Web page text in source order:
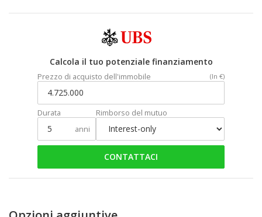
Calcola il tuo potenziale finanziamento
Prezzo di acquisto dell'immobile (In €)
Durata
anni
Rimborso del mutuo
CONTATTACI